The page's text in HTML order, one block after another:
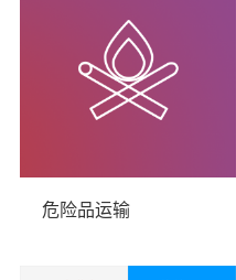
具、古董、雕塑、艺术品
2、可上门看货，现场为客
4、公司与中国太平洋财产
货物出险将有专人全程负
危险品运输